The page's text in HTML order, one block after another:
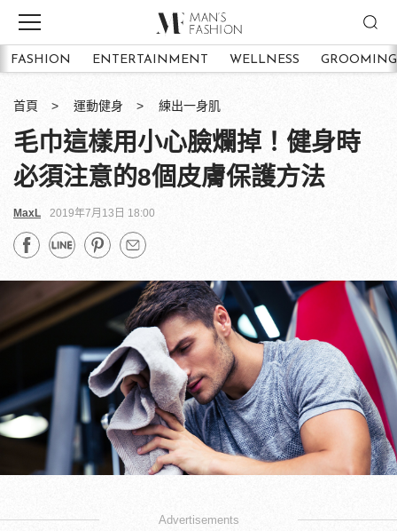
FASHION ENTERTAINMENT WELLNESS GROOMING
首頁 運動健身 練出一身肌
毛巾這樣用小心臉爛掉！健身時
必須注意的8個皮膚保護方法
MaxL 2019年7月13日 18:00
Advertisements